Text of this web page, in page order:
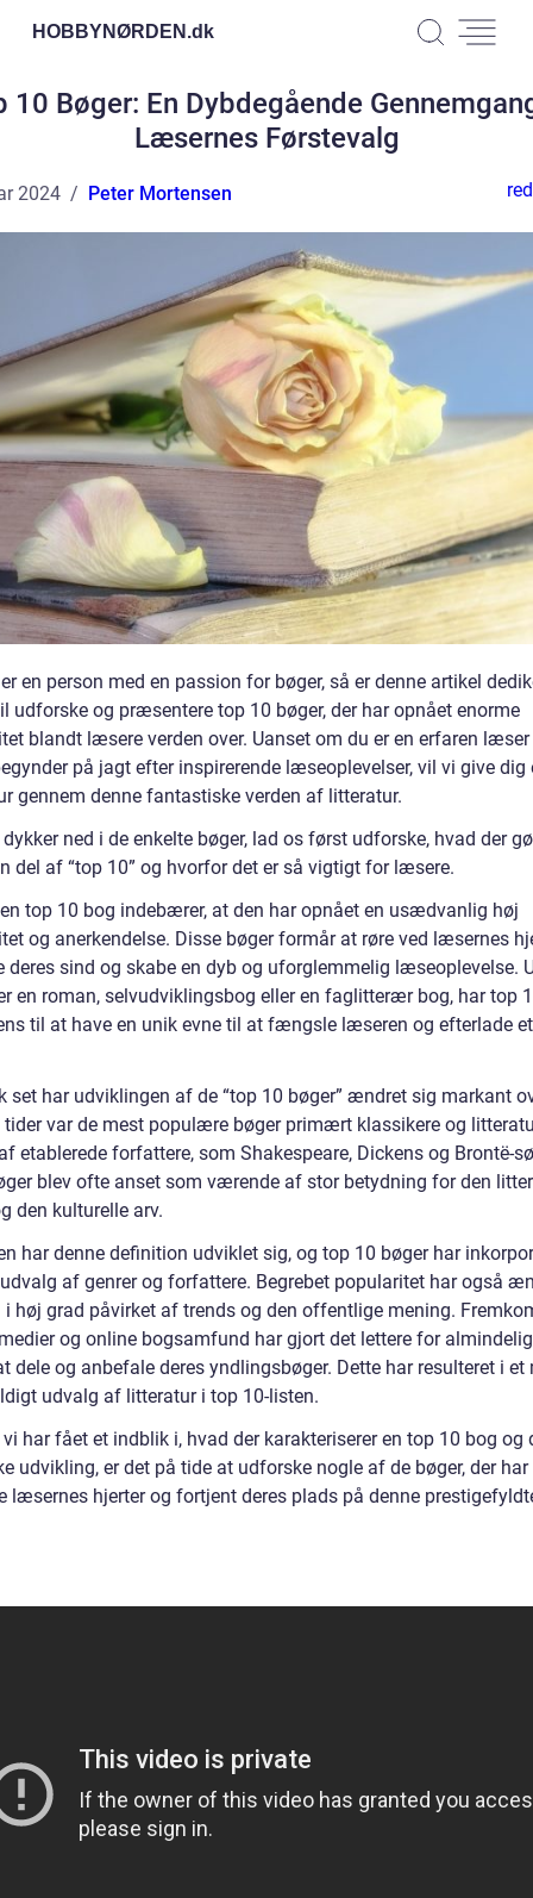
HOBBYNØRDEN.dk
10 Bøger: En Dybdegående
Læsernes Førstevalg
2024 Peter Mortensen
en person med en passion for bøger, så er denne artikel
udforske og præsentere top 10 bøger, der har opnået enorme
blandt læsere verden over. Uanset om du er en erfaren læser
på jagt efter inspirerende læseoplevelser, vil vi give dig
gennem denne fantastiske verden af litteratur.
ned i de enkelte bøger, lad os først udforske, hvad der
del af “top 10” og hvorfor det er så vigtigt for læsere.
top 10 bog indebærer, at den har opnået en usædvanlig høj
og anerkendelse. Disse bøger formår at røre ved læsernes
deres sind og skabe en dyb og uforglemmelig læseoplevelse.
en roman, selvudviklingsbog eller en faglitterær bog, har top
til at have en unik evne til at fængsle læseren og efterlade
set har udviklingen af de “top 10 bøger” ændret sig markant
tider var de mest populære bøger primært klassikere og
etablerede forfattere, som Shakespeare, Dickens og Brontë-
blev ofte anset som værende af stor betydning for den
den kulturelle arv.
har denne definition udviklet sig, og top 10 bøger har
af genrer og forfattere. Begrebet popularitet har også
i høj grad påvirket af trends og den offentlige mening.
og online bogsamfund har gjort det lettere for
dele og anbefale deres yndlingsbøger. Dette har resulteret i et
udvalg af litteratur i top 10-listen.
har fået et indblik i, hvad der karakteriserer en top 10 bog og
udvikling, er det på tide at udforske nogle af de bøger, der
læsernes hjerter og fortjent deres plads på denne